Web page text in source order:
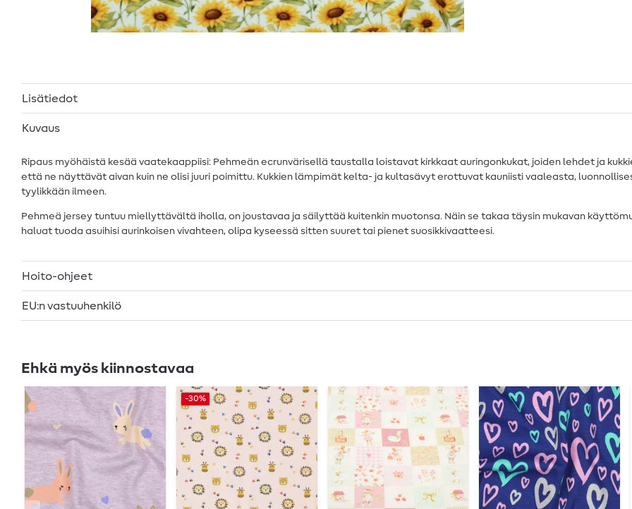
Lisätiedot
Kuvaus
Ripaus myöhäistä kesää vaatekaappiisi: Pehmeän ecrunvärisellä taustalla loistavat kirkkaat auringonkukat, joiden lehdet ja
että ne näyttävät aivan kuin ne olisi juuri poimittu. Kukkien lämpimät kelta- ja kultasävyt erottuvat kauniisti vaaleasta,
tyylikkään ilmeen.
Pehmeä jersey tuntuu miellyttävältä iholla, on joustavaa ja säilyttää kuitenkin muotonsa. Näin se takaa täysin mukavan
haluat tuoda asuihisi aurinkoisen vivahteen, olipa kyseessä sitten suuret tai pienet suosikkivaatteesi.
Hoito-ohjeet
EU:n vastuuhenkilö
Ehkä myös kiinnostavaa
-30%